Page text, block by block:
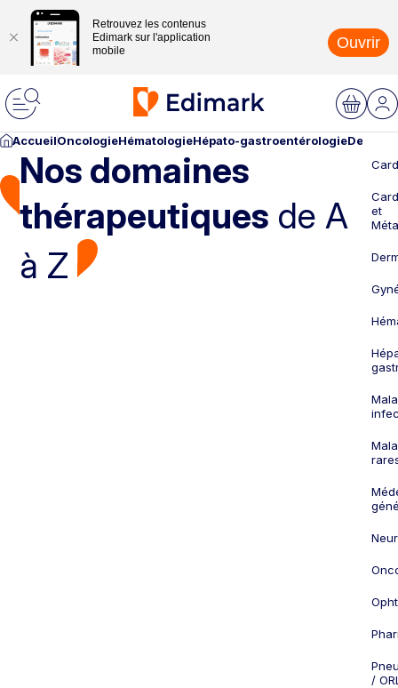
Retrouvez les contenus
Edimark sur l'application
mobile
Ouvrir
AccueilOncologieHématologieHépato-gastroentérologie
Nos domaines
thérapeutiques de A
à Z
et
/